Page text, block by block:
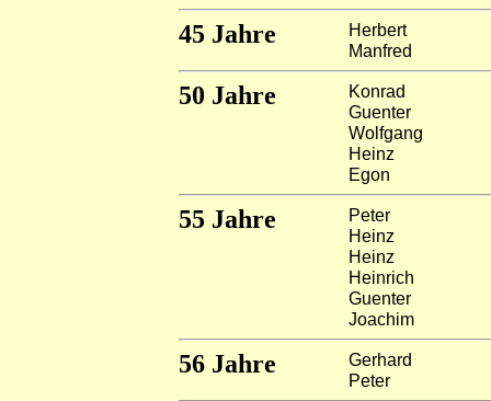
45 Jahre
Herbert
Manfred
50 Jahre
Konrad
Guenter
Wolfgang
Heinz
Egon
55 Jahre
Peter
Heinz
Heinz
Heinrich
Guenter
Joachim
56 Jahre
Gerhard
Peter